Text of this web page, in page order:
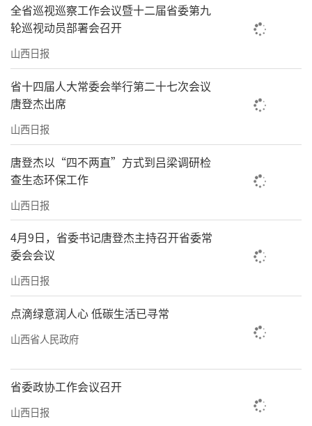
全省巡视巡察工作会议暨十二届省委第九
轮巡视动员部署会召开
山西日报
省十四届人大常委会举行第二十七次会议
唐登杰出席
山西日报
唐登杰以“四不两直”方式到吕梁调研检
查生态环保工作
山西日报
4月9日，省委书记唐登杰主持召开省委常
委会会议
山西日报
点滴绿意润人心 低碳生活已寻常
山西省人民政府
省委政协工作会议召开
山西日报